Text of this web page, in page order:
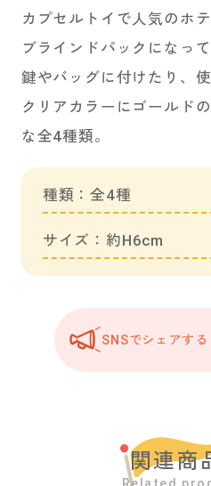
カプセルトイで人気のホ
ブラインドパックになっ
鍵やバッグに付けたり、
クリアカラーにゴールド
な全4種類。
種類：全4種
サイズ：約H6cm
SNSでシェアする
関連商